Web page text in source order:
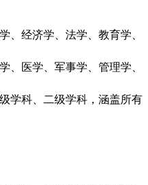
经济学、法学、教育学、
、医学、军事学、管理学、
学科、二级学科，涵盖所有